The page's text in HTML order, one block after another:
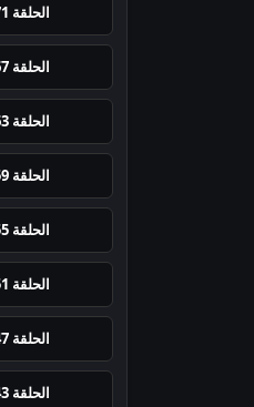
الحلقة 171
الحلقة 167
الحلقة 163
الحلقة 159
الحلقة 155
الحلقة 151
الحلقة 147
الحلقة 143